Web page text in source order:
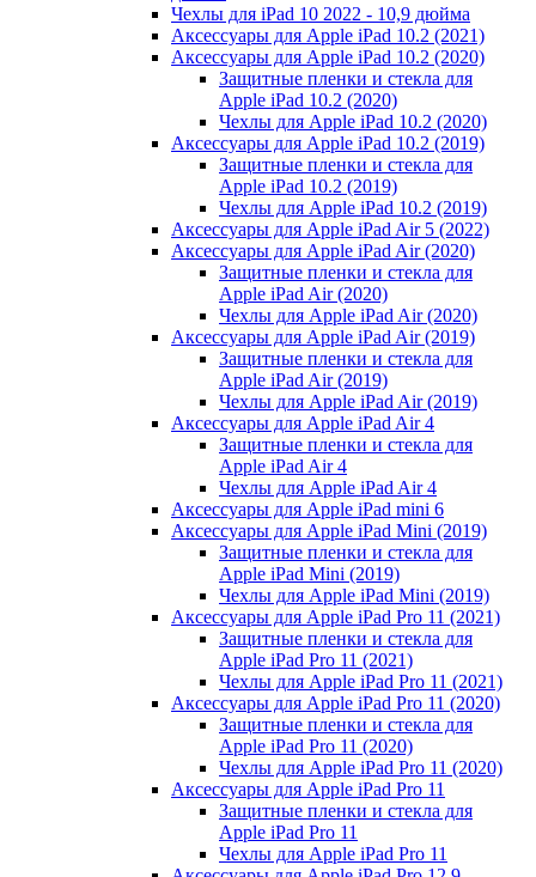
Чехлы для iPad 10 2022 - 10,9 дюйма
Аксессуары для Apple iPad 10.2 (2021)
Аксессуары для Apple iPad 10.2 (2020)
Защитные пленки и стекла для
Apple iPad 10.2 (2020)
Чехлы для Apple iPad 10.2 (2020)
Аксессуары для Apple iPad 10.2 (2019)
Защитные пленки и стекла для
Apple iPad 10.2 (2019)
Чехлы для Apple iPad 10.2 (2019)
Аксессуары для Apple iPad Air 5 (2022)
Аксессуары для Apple iPad Air (2020)
Защитные пленки и стекла для
Apple iPad Air (2020)
Чехлы для Apple iPad Air (2020)
Аксессуары для Apple iPad Air (2019)
Защитные пленки и стекла для
Apple iPad Air (2019)
Чехлы для Apple iPad Air (2019)
Аксессуары для Apple iPad Air 4
Защитные пленки и стекла для
Apple iPad Air 4
Чехлы для Apple iPad Air 4
Аксессуары для Apple iPad mini 6
Аксессуары для Apple iPad Mini (2019)
Защитные пленки и стекла для
Apple iPad Mini (2019)
Чехлы для Apple iPad Mini (2019)
Аксессуары для Apple iPad Pro 11 (2021)
Защитные пленки и стекла для
Apple iPad Pro 11 (2021)
Чехлы для Apple iPad Pro 11 (2021)
Аксессуары для Apple iPad Pro 11 (2020)
Защитные пленки и стекла для
Apple iPad Pro 11 (2020)
Чехлы для Apple iPad Pro 11 (2020)
Аксессуары для Apple iPad Pro 11
Защитные пленки и стекла для
Apple iPad Pro 11
Чехлы для Apple iPad Pro 11